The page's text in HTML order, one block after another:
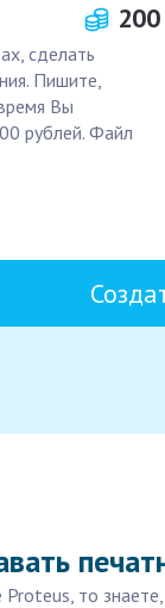
200
сделать
Пишите,
Вы
рублей. Файл
то